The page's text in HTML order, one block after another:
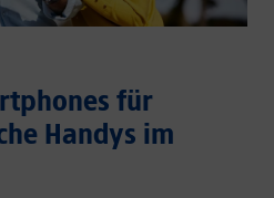
für
Handys im